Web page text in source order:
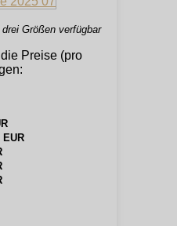
Größen verfügbar
Preise (pro
EUR